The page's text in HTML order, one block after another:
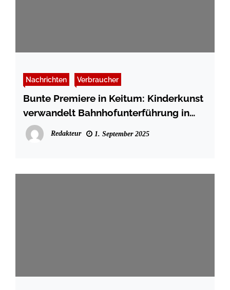
Nachrichten Verbraucher
Bunte Premiere in Keitum: Kinderkunst
verwandelt Bahnhofunterführung in
Galerie
Redakteur 1. September 2025